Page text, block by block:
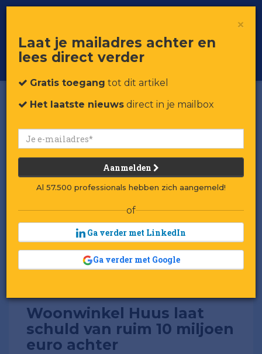
Voor professionals in retail & brands
Toggle
Woonwinkel Huus laat
schuld van ruim 10 miljoen
euro achter
×
Laat je mailadres achter en
lees direct verder
Gratis toegang tot dit artikel
Het laatste nieuws direct in je mailbox
Aanmelden
Al 57.500 professionals hebben zich aangemeld!
of
Ga verder met LinkedIn
Ga verder met Google